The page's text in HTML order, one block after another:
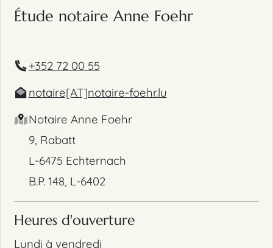
Étude notaire Anne Foehr
+352 72 00 55
notaire[AT]notaire-foehr.lu
Notaire Anne Foehr
9, Rabatt
L-6475 Echternach
B.P. 148, L-6402
Heures d'ouverture
Lundi à vendredi